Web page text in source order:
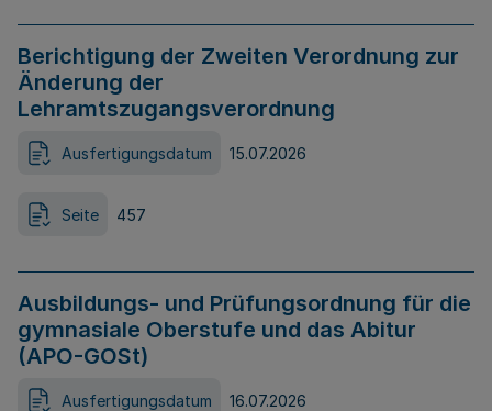
Berichtigung der Zweiten Verordnung zur
Änderung der
Lehramtszugangsverordnung
Ausfertigungsdatum 15.07.2026
Seite 457
Ausbildungs- und Prüfungsordnung für die
gymnasiale Oberstufe und das Abitur
(APO-GOSt)
Ausfertigungsdatum 16.07.2026